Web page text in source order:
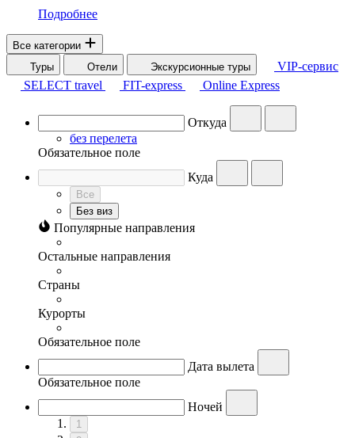
Подробнее
Все категории
Туры
Отели Экскурсионные туры
VIP-сервис
SELECT travel
FIT-express Online Express
Откуда
без перелета
Обязательное поле
Куда
Все
Без виз
Популярные направления
Остальные направления
Страны
Курорты
Обязательное поле
Дата вылета
Обязательное поле
Ночей
1